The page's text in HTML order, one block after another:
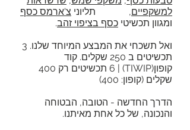
למשקפיים, תליוני צ'ארמס כסף
ומגוון תכשיטי כסף בציפוי זהב.
ואל תשכחי את המבצע המיוחד שלנו. 3
תכשיטים ב 250 שקלים. קוד
קופון(TIWIP) | 6 תכשיטים רק 400
שקלים (קופון: 400)
הדרך החדשה - הטובה, הבטוחה
והנכונה, של כל אחת מאיתנו.